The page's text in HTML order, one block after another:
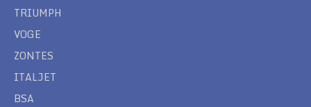
TRIUMPH
VOGE
ZONTES
ITALJET
BSA